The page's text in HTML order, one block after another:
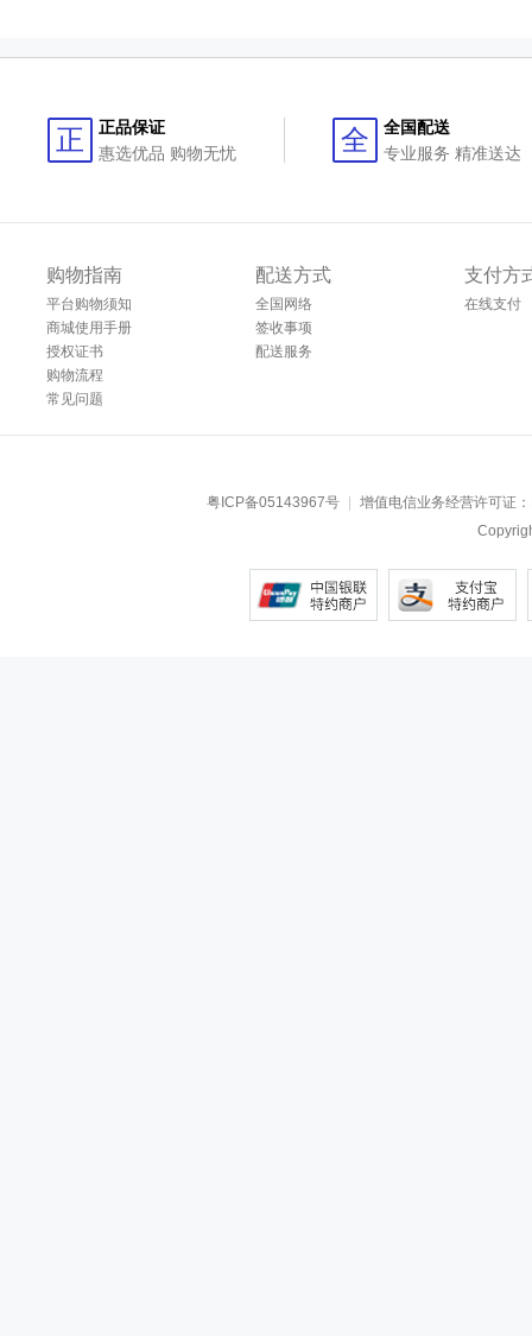
正
正品保证
惠选优品 购物无忧
全
全国配送
专业服务 精准送达
购物指南
平台购物须知
商城使用手册
授权证书
购物流程
常见问题
配送方式
全国网络
签收事项
配送服务
支付方
在线支付
粤ICP备05143967号 增值电信业务经营许可证：